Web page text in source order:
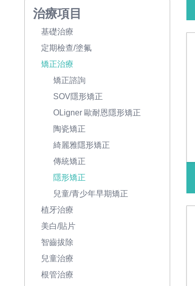
治療項目
基礎治療
定期檢查/塗氟
矯正治療
矯正諮詢
SOV隱形矯正
OLigner 歐耐恩隱形矯正
陶瓷矯正
綺麗雅隱形矯正
傳統矯正
隱形矯正
兒童/青少年早期矯正
植牙治療
美白/貼片
智齒拔除
兒童治療
根管治療